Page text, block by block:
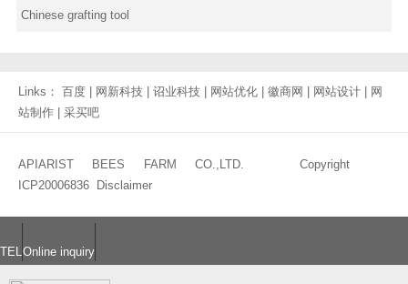
Chinese grafting tool
Links： 百度 | 网新科技 | 诏业科技 | 网站优化 | 徽商网 | 网站设计 | 网
站制作 | 采买吧
APIARIST BEES FARM CO.,LTD. Copyright
ICP20006836 Disclaimer
TEL Online inquiry